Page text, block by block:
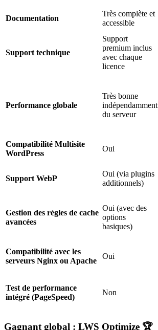
Documentation
Très complète et
accessible
Support technique
Support
premium inclus
avec chaque
licence
Performance globale
Très bonne
indépendamment
du serveur
Compatibilité Multisite
WordPress
Oui
Support WebP
Oui (via plugins
additionnels)
Gestion des règles de cache
avancées
Oui (avec des
options
basiques)
Compatibilité avec les
serveurs Nginx ou Apache
Oui
Test de performance
intégré (PageSpeed)
Non
Gagnant global : LWS Optimize 🏆